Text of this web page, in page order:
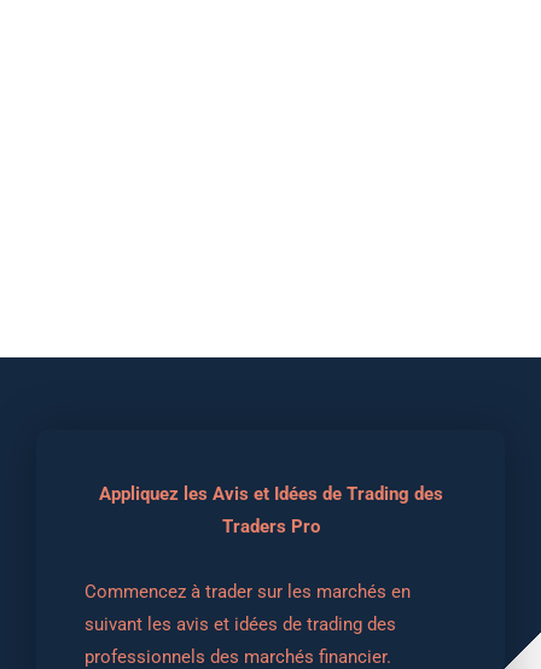
Appliquez les Avis et Idées de Trading des
Traders Pro
Commencez à trader sur les marchés en
suivant les avis et idées de trading des
professionnels des marchés financier.